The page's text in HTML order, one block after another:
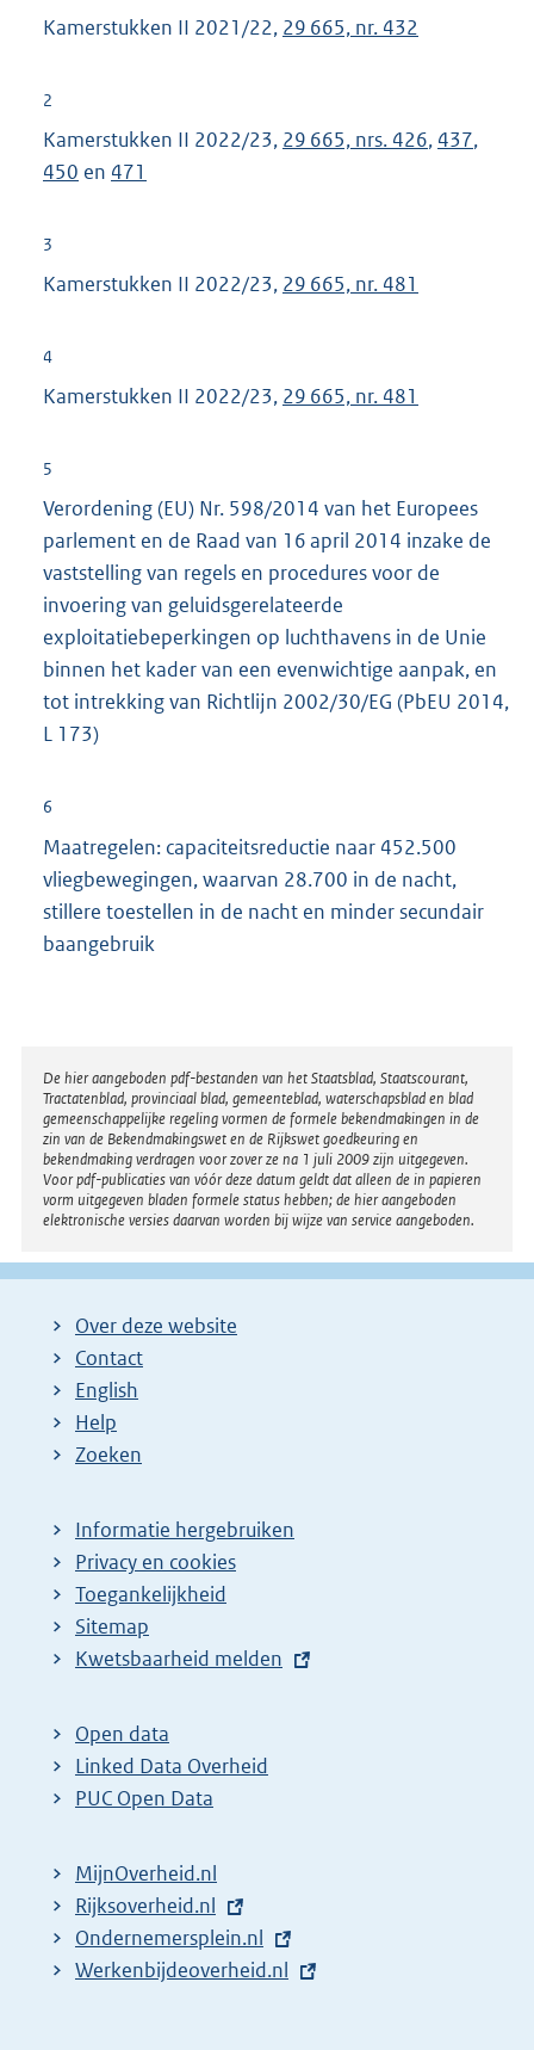
Kamerstukken II 2021/22, 29 665, nr. 432
2
Kamerstukken II 2022/23, 29 665, nrs. 426, 437,
450 en 471
3
Kamerstukken II 2022/23, 29 665, nr. 481
4
Kamerstukken II 2022/23, 29 665, nr. 481
5
Verordening (EU) Nr. 598/2014 van het Europees
parlement en de Raad van 16 april 2014 inzake de
vaststelling van regels en procedures voor de
invoering van geluidsgerelateerde
exploitatiebeperkingen op luchthavens in de Unie
binnen het kader van een evenwichtige aanpak, en
tot intrekking van Richtlĳn 2002/30/EG (PbEU 2014,
L 173)
6
Maatregelen: capaciteitsreductie naar 452.500
vliegbewegingen, waarvan 28.700 in de nacht,
stillere toestellen in de nacht en minder secundair
baangebruik
Disclaimer
De hier aangeboden pdf-bestanden van het Staatsblad, Staatscourant,
Tractatenblad, provinciaal blad, gemeenteblad, waterschapsblad en blad
gemeenschappelijke regeling vormen de formele bekendmakingen in de
zin van de Bekendmakingswet en de Rijkswet goedkeuring en
bekendmaking verdragen voor zover ze na 1 juli 2009 zijn uitgegeven.
Voor pdf-publicaties van vóór deze datum geldt dat alleen de in papieren
vorm uitgegeven bladen formele status hebben; de hier aangeboden
elektronische versies daarvan worden bij wijze van service aangeboden.
Over deze website
Contact
English
Help
Zoeken
Informatie hergebruiken
Privacy en cookies
Toegankelijkheid
Sitemap
E
t
e
r
l
i
n
k
Kwetsbaarheid melden
Open data
Linked Data Overheid
PUC Open Data
MijnOverheid.nl
E
x
t
Rijksoverheid.nl
E
x
Ondernemersplein.nl
E
Werkenbijdeoverheid.nl